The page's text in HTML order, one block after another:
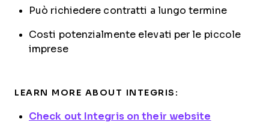
Può richiedere contratti a lungo termine
Costi potenzialmente elevati per le piccole
imprese
LEARN MORE ABOUT INTEGRIS:
Check out Integris on their website